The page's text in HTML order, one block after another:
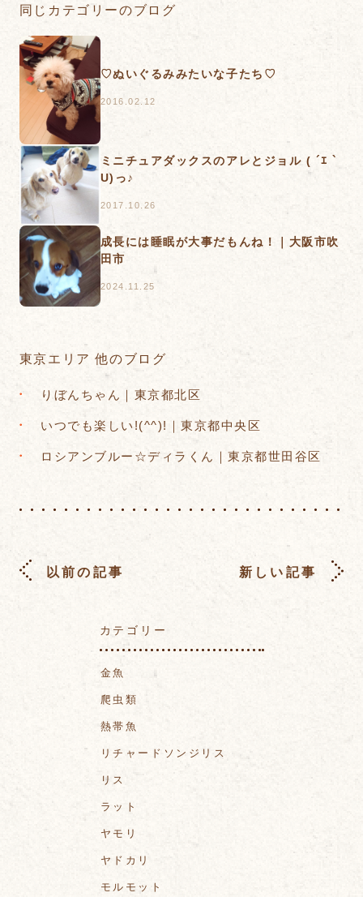
同じカテゴリーのブログ
♡ぬいぐるみみたいな子たち♡
2016.02.12
ミニチュアダックスのアレとジョル ( ´ｴ `
U)っ♪
2017.10.26
​成長には睡眠が大事だもんね！｜大阪市吹
田市
2024.11.25
東京エリア 他のブログ
りぼんちゃん｜東京都北区
いつでも楽しい!(^^)!｜東京都中央区
ロシアンブルー☆ディラくん｜東京都世田谷区
以前の記事 新しい記事
カテゴリー
金魚
爬虫類
熱帯魚
リチャードソンジリス
リス
ラット
ヤモリ
ヤドカリ
モルモット